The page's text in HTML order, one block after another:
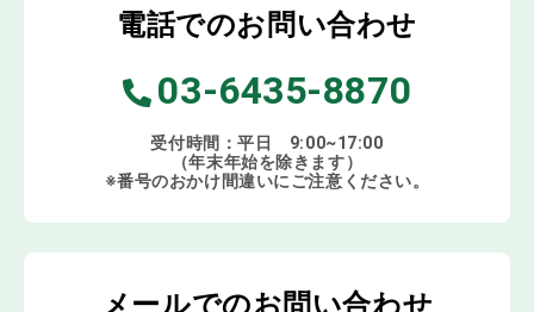
電話でのお問い合わせ
03-6435-8870
受付時間：平日 9:00~17:00
（年末年始を除きます）
※番号のおかけ間違いにご注意ください。
メールでのお問い合わせ